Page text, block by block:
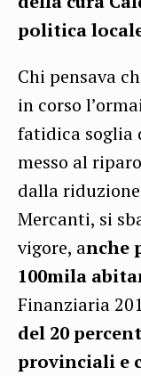
politica
Chi pensava
in corso
fatidica soglia
messo al
dalla
Mercanti, si
vigore, anche
100mila
Finanziaria
del 20
provinciali e